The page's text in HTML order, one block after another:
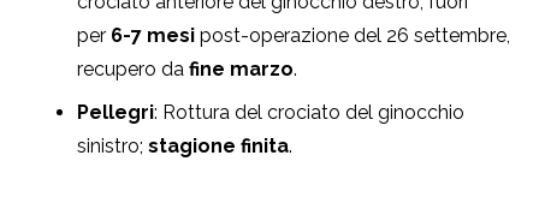
per 6-7 mesi post-operazione del 26 settembre,
recupero da fine marzo.
Pellegri: Rottura del crociato del ginocchio
sinistro; stagione finita.